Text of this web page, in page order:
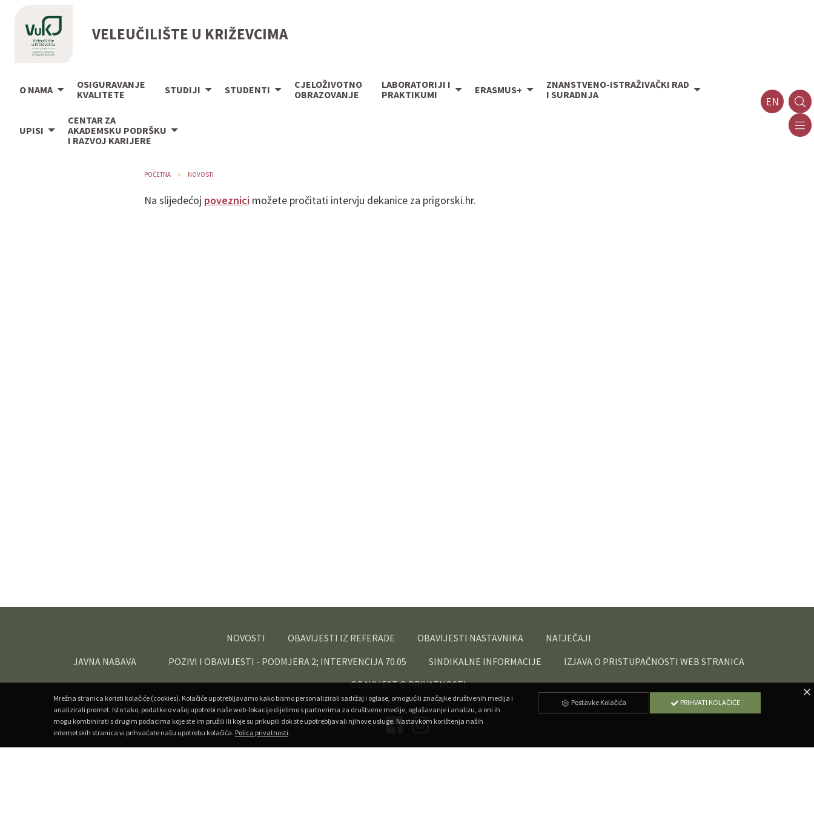
VELEUČILIŠTE U KRIŽEVCIMA
O NAMA
OSIGURAVANJE
KVALITETE
STUDIJI STUDENTI
CJELOŽIVOTNO
OBRAZOVANJE
LABORATORIJI I
PRAKTIKUMI
ERASMUS+
ZNANSTVENO-ISTRAŽIVAČKI RAD
I SURADNJA
UPISI
CENTAR ZA
AKADEMSKU PODRŠKU
I RAZVOJ KARIJERE
EN
POČETNA NOVOSTI
Na slijedećoj poveznici možete pročitati intervju dekanice za prigorski.hr.
NOVOSTI OBAVIJESTI IZ REFERADE OBAVIJESTI NASTAVNIKA
NATJEČAJI
JAVNA NABAVA
POZIVI I OBAVIJESTI - PODMJERA 2; INTERVENCIJA 70.05 SINDIKALNE INFORMACIJE
IZJAVA O PRISTUPAČNOSTI WEB STRANICA
OBAVIJEST O PRIVATNOSTI
Mrežna stranica koristi kolačiće (cookies). Kolačiće upotrebljavamo kako bismo personalizirali sadržaj i oglase, omogućili značajke društvenih medija i
analizirali promet. Isto tako, podatke o vašoj upotrebi naše web-lokacije dijelimo s partnerima za društvene medije, oglašavanje i analizu, a oni ih
mogu kombinirati s drugim podacima koje ste im pružili ili koje su prikupili dok ste upotrebljavali njihove usluge. Nastavkom korištenja naših
internetskih stranica vi prihvaćate našu upotrebu kolačića. Polica privatnosti.
Postavke Kolačića PRIHVATI KOLAČIĆE